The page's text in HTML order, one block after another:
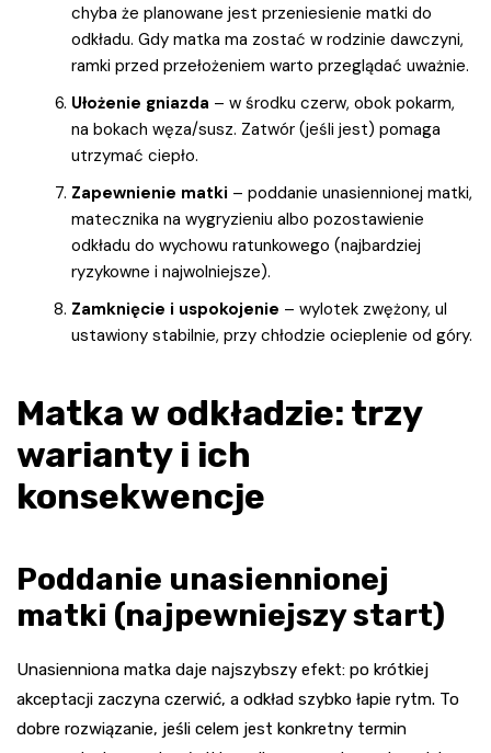
chyba że planowane jest przeniesienie matki do
odkładu. Gdy matka ma zostać w rodzinie dawczyni,
ramki przed przełożeniem warto przeglądać uważnie.
Ułożenie gniazda – w środku czerw, obok pokarm,
na bokach węza/susz. Zatwór (jeśli jest) pomaga
utrzymać ciepło.
Zapewnienie matki – poddanie unasiennionej matki,
matecznika na wygryzieniu albo pozostawienie
odkładu do wychowu ratunkowego (najbardziej
ryzykowne i najwolniejsze).
Zamknięcie i uspokojenie – wylotek zwężony, ul
ustawiony stabilnie, przy chłodzie ocieplenie od góry.
Matka w odkładzie: trzy
warianty i ich
konsekwencje
Poddanie unasiennionej
matki (najpewniejszy start)
Unasienniona matka daje najszybszy efekt: po krótkiej
akceptacji zaczyna czerwić, a odkład szybko łapie rytm. To
dobre rozwiązanie, jeśli celem jest konkretny termin